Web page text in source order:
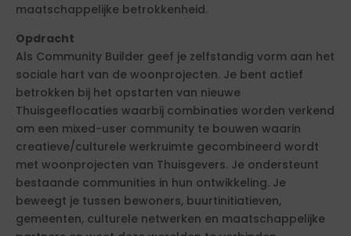
maatschappelijke betrokkenheid.
Opdracht
Als Community Builder geef je zelfstandig vorm aan het
sociale hart van de woonprojecten. Je bent actief
betrokken bij het opstarten van nieuwe
Thuisgeeflocaties waarbij combinaties worden verkend
om een mixed-user community te bouwen waarin
creatieve/culturele werkruimte gecombineerd wordt
met woonprojecten van Thuisgevers. Je ondersteunt
bestaande communities in hun ontwikkeling. Je
beweegt je tussen bewoners, buurtinitiatieven,
gemeenten, culturele netwerken en maatschappelijke